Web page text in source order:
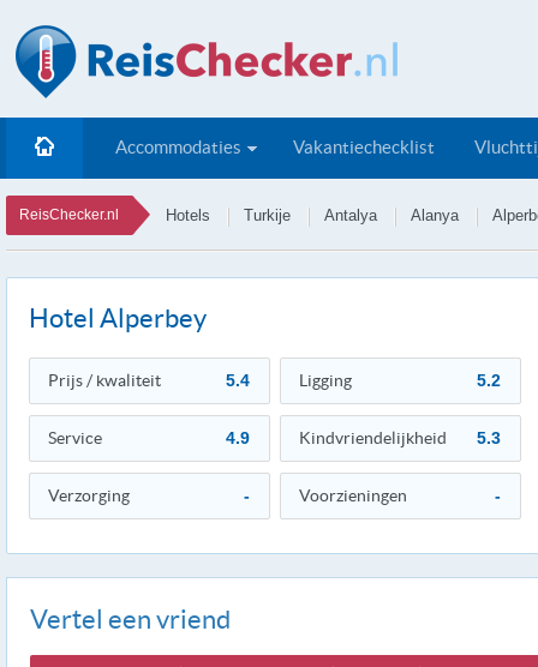
Accommodaties Vakantiechecklist
ReisChecker.nl Hotels Turkije Antalya Alanya
Hotel Alperbey
Prijs / kwaliteit 5.4 Ligging 5.2
Service 4.9 Kindvriendelijkheid 5.3
Verzorging - Voorzieningen -
Vertel een vriend